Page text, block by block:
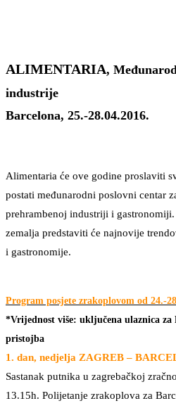
ALIMENTARIA,
industrije
Barcelona, 25.-28.04.2016.
Alimentaria će ove godine proslaviti
postati međunarodni poslovni centar
prehrambenoj industriji i
zemalja predstaviti će najnovije
i gastronomije.
Program posjete zrakoplovom od 24.-
*Vrijednost više: uključena ulaznica
pristojba
1. dan, nedjelja ZAGREB –
Sastanak putnika u zagrebačkoj
13.15h. Polijetanje zrakoplova za